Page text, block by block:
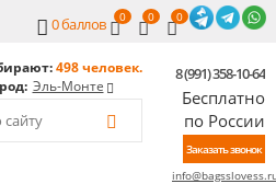
0баллов 0 0 0
498 человек.
Эль-Монте
8 (991) 358-10-64
Бесплатно
по России
Заказать звонок